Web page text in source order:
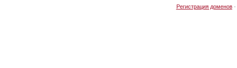
Регистрация доменов·